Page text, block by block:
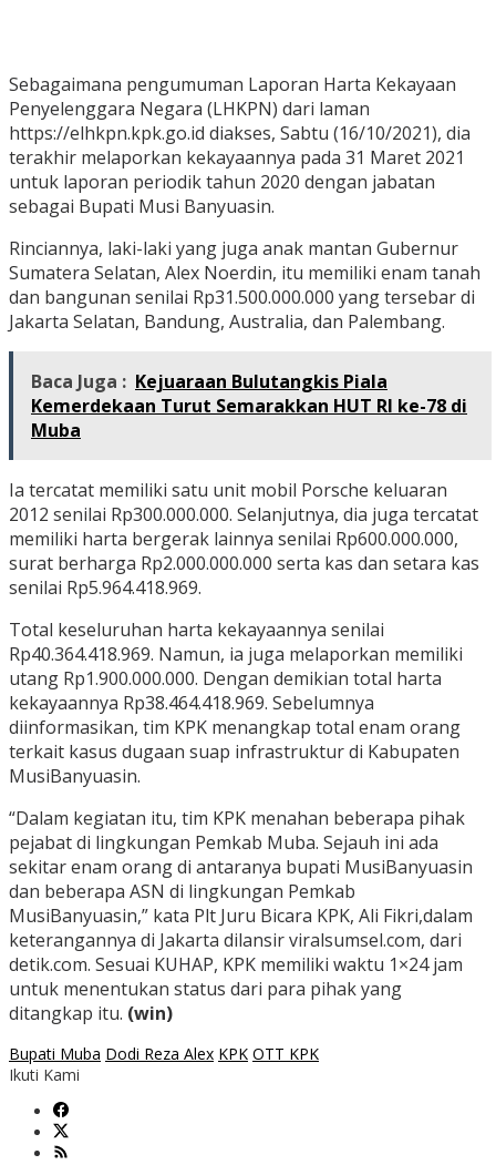
Sebagaimana pengumuman Laporan Harta Kekayaan
Penyelenggara Negara (LHKPN) dari laman
https://elhkpn.kpk.go.id diakses, Sabtu (16/10/2021), dia
terakhir melaporkan kekayaannya pada 31 Maret 2021
untuk laporan periodik tahun 2020 dengan jabatan
sebagai Bupati Musi Banyuasin.
Rinciannya, laki-laki yang juga anak mantan Gubernur
Sumatera Selatan, Alex Noerdin, itu memiliki enam tanah
dan bangunan senilai Rp31.500.000.000 yang tersebar di
Jakarta Selatan, Bandung, Australia, dan Palembang.
Baca Juga : Kejuaraan Bulutangkis Piala
Kemerdekaan Turut Semarakkan HUT RI ke-78 di
Muba
Ia tercatat memiliki satu unit mobil Porsche keluaran
2012 senilai Rp300.000.000. Selanjutnya, dia juga tercatat
memiliki harta bergerak lainnya senilai Rp600.000.000,
surat berharga Rp2.000.000.000 serta kas dan setara kas
senilai Rp5.964.418.969.
Total keseluruhan harta kekayaannya senilai
Rp40.364.418.969. Namun, ia juga melaporkan memiliki
utang Rp1.900.000.000. Dengan demikian total harta
kekayaannya Rp38.464.418.969. Sebelumnya
diinformasikan, tim KPK menangkap total enam orang
terkait kasus dugaan suap infrastruktur di Kabupaten
MusiBanyuasin.
“Dalam kegiatan itu, tim KPK menahan beberapa pihak
pejabat di lingkungan Pemkab Muba. Sejauh ini ada
sekitar enam orang di antaranya bupati MusiBanyuasin
dan beberapa ASN di lingkungan Pemkab
MusiBanyuasin,” kata Plt Juru Bicara KPK, Ali Fikri,dalam
keterangannya di Jakarta dilansir viralsumsel.com, dari
detik.com. Sesuai KUHAP, KPK memiliki waktu 1×24 jam
untuk menentukan status dari para pihak yang
ditangkap itu. (win)
Bupati Muba Dodi Reza Alex KPK OTT KPK
Ikuti Kami